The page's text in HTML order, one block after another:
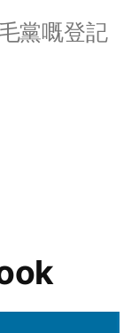
黨嘅登記